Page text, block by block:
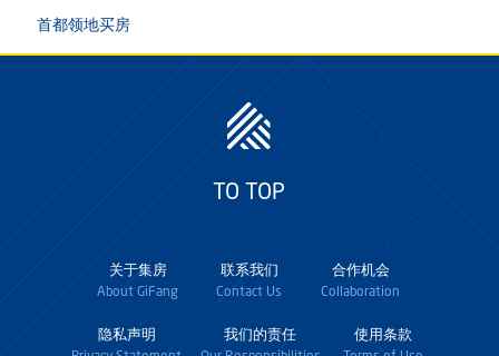
首都领地买房
TO TOP
关于集房
About GiFang
联系我们
Contact Us
合作机会
Collaboration
隐私声明 我们的责任 使用条款